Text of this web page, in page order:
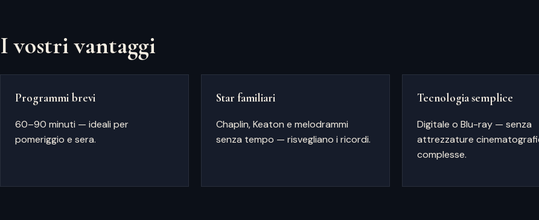
I vostri vantaggi
Programmi brevi
60–90 minuti — ideali per
pomeriggio e sera.
Star familiari
Chaplin, Keaton e melodrammi
senza tempo — risvegliano i ricordi.
Tecnologia semplice
Digitale o Blu-ray — senza
attrezzature
complesse.